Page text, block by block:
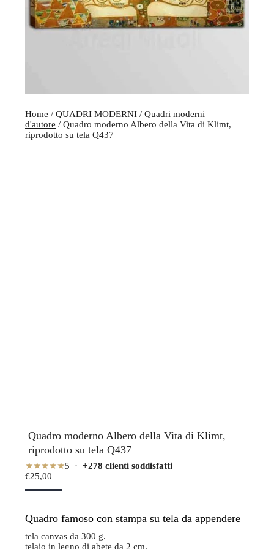
Home / QUADRI MODERNI / Quadri moderni
d'autore / Quadro moderno Albero della Vita di Klimt,
riprodotto su tela Q437
Quadro moderno Albero della Vita di Klimt,
riprodotto su tela Q437
★★★★★5 · +278 clienti soddisfatti
€25,00
Quadro famoso con stampa su tela da appendere
tela canvas da 300 g.
telaio in legno di abete da 2 cm.